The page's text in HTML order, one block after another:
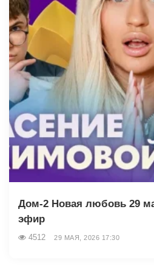
Дом-2 Новая любовь 29
эфир
4512 29 МАЯ, 2026 17:30